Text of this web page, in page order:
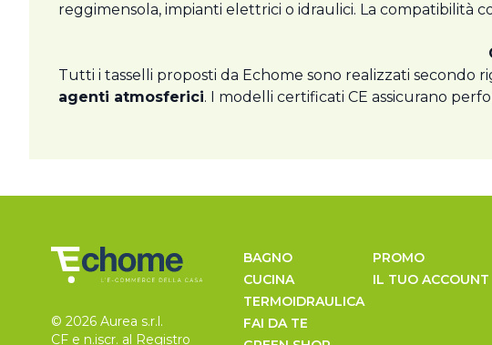
reggimensola, impianti elettrici o idraulici. La compatibilità
Tutti i tasselli proposti da Echome sono realizzati secondo
agenti atmosferici. I modelli certificati CE assicurano
© 2026 Aurea s.r.l.
CF e n.iscr. al Registro
BAGNO
CUCINA
TERMOIDRAULICA
FAI DA TE
PROMO
IL TUO ACCOUNT